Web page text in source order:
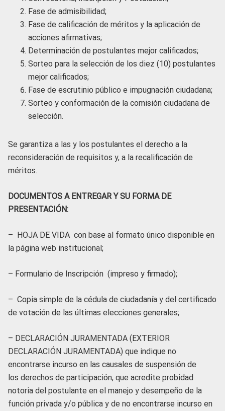
Fase de admisibilidad;
Fase de calificación de méritos y la aplicación de
acciones afirmativas;
Determinación de postulantes mejor calificados;
Sorteo para la selección de los diez (10) postulantes
mejor calificados;
Fase de escrutinio público e impugnación ciudadana;
Sorteo y conformación de la comisión ciudadana de
selección.
Se garantiza a las y los postulantes el derecho a la
reconsideración de requisitos y, a la recalificación de
méritos.
DOCUMENTOS A ENTREGAR Y SU FORMA DE
PRESENTACIÓN:
– HOJA DE VIDA con base al formato único disponible en
la página web institucional;
– Formulario de Inscripción (impreso y firmado);
– Copia simple de la cédula de ciudadanía y del certificado
de votación de las últimas elecciones generales;
– DECLARACIÓN JURAMENTADA (EXTERIOR
DECLARACIÓN JURAMENTADA) que indique no
encontrarse incurso en las causales de suspensión de
los derechos de participación, que acredite probidad
notoria del postulante en el manejo y desempeño de la
función privada y/o pública y de no encontrarse incurso en